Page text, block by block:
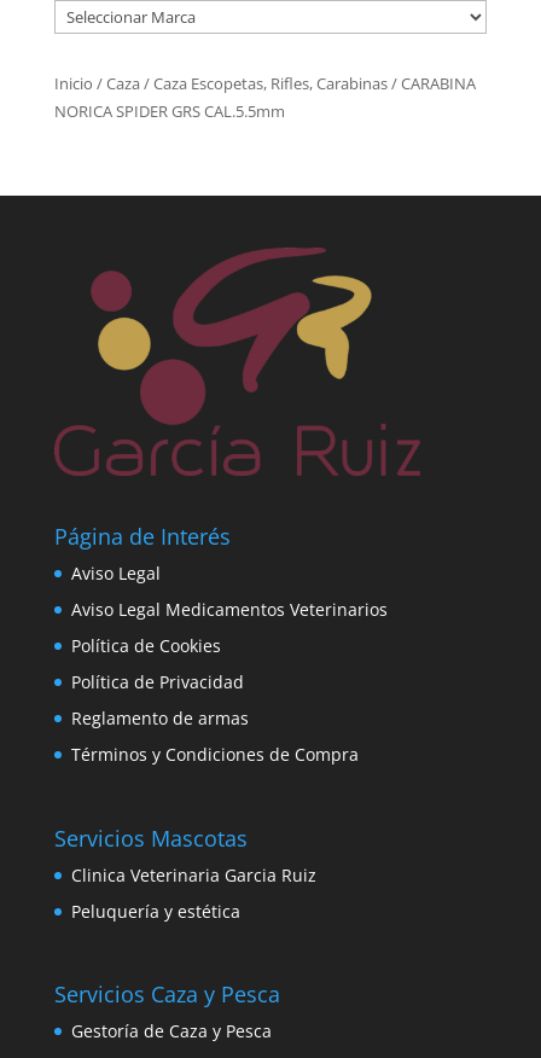
Inicio /Caza/Caza Escopetas, Rifles, Carabinas/ CARABINA
NORICA SPIDER GRS CAL.5.5mm
Página de Interés
Aviso Legal
Aviso Legal Medicamentos Veterinarios
Política de Cookies
Política de Privacidad
Reglamento de armas
Términos y Condiciones de Compra
Servicios Mascotas
Clinica Veterinaria Garcia Ruiz
Peluquería y estética
Servicios Caza y Pesca
Gestoría de Caza y Pesca